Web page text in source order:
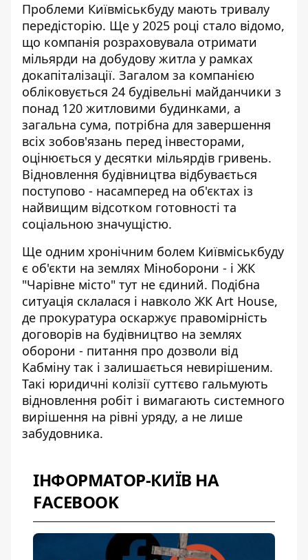
Проблеми Київміськбуду мають тривалу
передісторію. Ще у 2025 році стало відомо,
що компанія розраховувала отримати
мільярди на добудову житла у рамках
докапіталізації. Загалом за компанією
обліковується 24 будівельні майданчики з
понад 120 житловими будинками, а
загальна сума, потрібна для завершення
всіх зобов'язань перед інвесторами,
оцінюється у десятки мільярдів гривень.
Відновлення будівництва відбувається
поступово - насамперед на об'єктах із
найвищим відсотком готовності та
соціальною значущістю.
Ще одним хронічним болем Київміськбуду
є об'єкти на землях Міноборони - і ЖК
"Чарівне місто" тут не єдиний. Подібна
ситуація склалася і навколо ЖК Art House,
де прокуратура оскаржує правомірність
договорів на будівництво на землях
оборони - питання про дозволи від
Кабміну так і залишається невирішеним.
Такі юридичні колізії суттєво гальмують
відновлення робіт і вимагають системного
вирішення на рівні уряду, а не лише
забудовника.
ІНФОРМАТОР-КИЇВ НА
FACEBOOK